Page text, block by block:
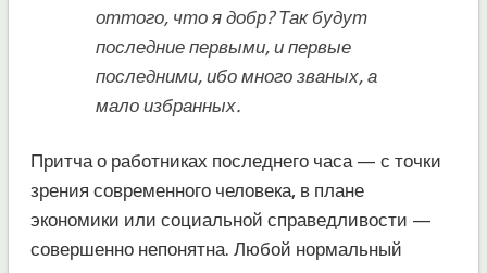
оттого, что я добр? Так будут
последние первыми, и первые
последними, ибо много званых, а
мало избранных.
Притча о работниках последнего часа — с точки
зрения современного человека, в плане
экономики или социальной справедливости —
совершенно непонятна. Любой нормальный